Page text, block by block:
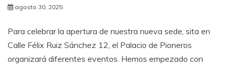
agosto 30, 2025
Para celebrar la apertura de nuestra nueva sede, sita en
Calle Félix Ruiz Sánchez 12, el Palacio de Pioneros
organizará diferentes eventos. Hemos empezado con